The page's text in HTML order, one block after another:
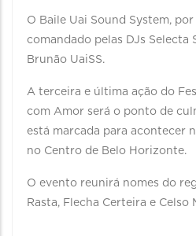
O Baile Uai Sound System,
comandado pelas DJs Selecta
Brunão UaiSS.
A terceira e última ação do
com Amor será o ponto de
está marcada para acontecer
no Centro de Belo Horizonte.
O evento reunirá nomes do
Rasta, Flecha Certeira e Celso